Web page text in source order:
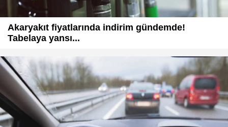
Akaryakıt fiyatlarında indirim gündemde!
Tabelaya yansı...